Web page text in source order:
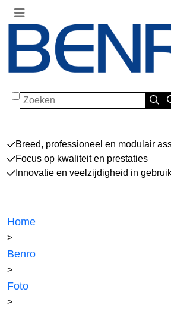
Zoeken
Breed, professioneel en modulair
Focus op kwaliteit en prestaties
Innovatie en veelzijdigheid in
Home
>
Benro
>
Foto
>